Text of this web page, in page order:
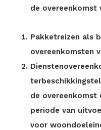
de
Pakketreizen als
overeenkomsten
de overeenkomst
periode van
voor